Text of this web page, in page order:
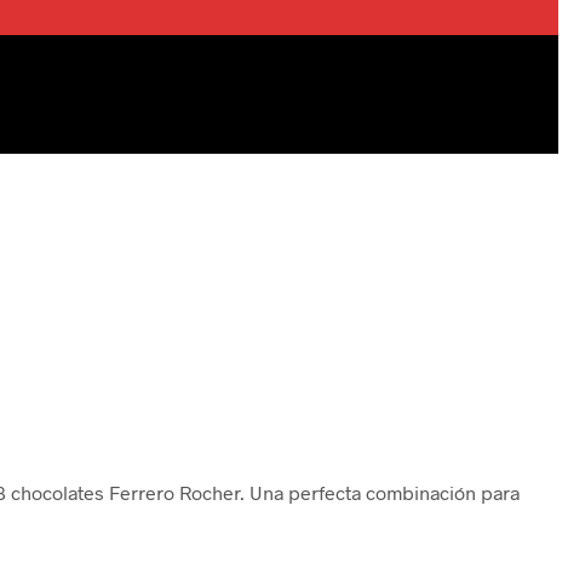
Ferrero Rocher. Una perfecta combinación para